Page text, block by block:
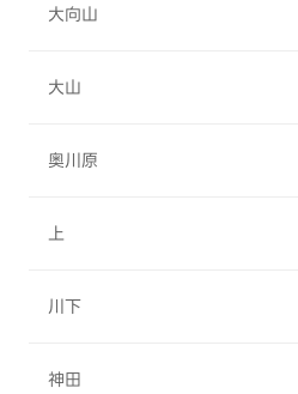
大向山
大山
奥川原
上
川下
神田